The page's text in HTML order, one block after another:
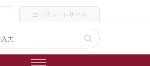
コーポレートサイト